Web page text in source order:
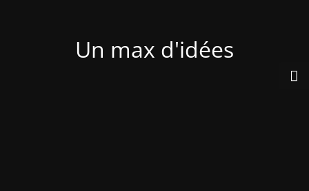
Un max d'idées